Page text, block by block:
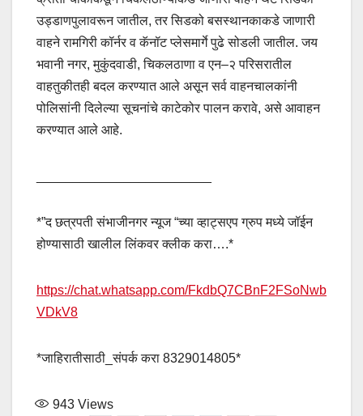
उड्डाणपुलावरून जातील, तर सिडको बसस्थानकाकडे जाणारी
वाहने रामगिरी कॉर्नर व कॅनॉट प्लेसमार्गे पुढे सोडली जातील. जय
भवानी नगर, मुकुंदवाडी, चिकलठाणा व एन–२ परिसरातील
वाहतुकीतही बदल करण्यात आले असून सर्व वाहनचालकांनी
पोलिसांनी दिलेल्या सूचनांचे काटेकोर पालन करावे, असे आवाहन
करण्यात आले आहे.
*”द छत्रपती संभाजीनगर न्यूज “च्या व्हाट्सएप ग्रुप मध्ये जॉईन
होण्यासाठी खालील लिंकवर क्लीक करा….*
https://chat.whatsapp.com/FkdbQ7CBnF2FSoNwb
VDkV8
*जाहिरातीसाठी_संपर्क करा 8329014805*
943 Views